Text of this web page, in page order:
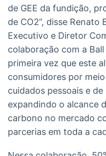
de GEE da fundição,
de CO2”, disse Renato
Executivo e Diretor
colaboração com a
primeira vez que este
consumidores por
cuidados pessoais e
expandindo o alcance
carbono no mercado
parcerias em toda a